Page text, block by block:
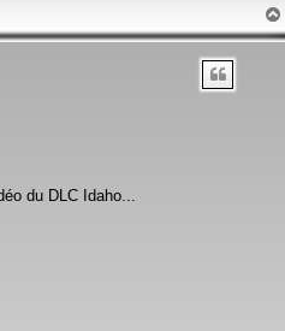
du DLC Idaho...